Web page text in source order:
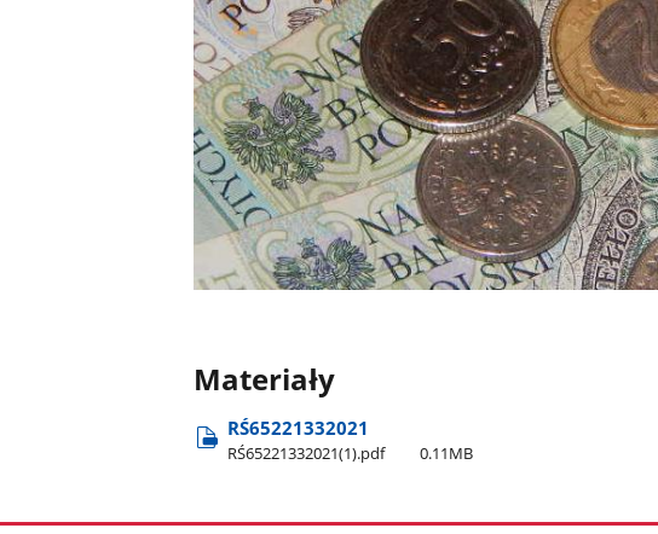
Materiały
RŚ65221332021
RŚ65221332021(1).pdf 0.11MB